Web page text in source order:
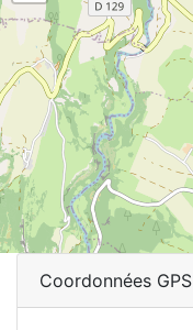
Coordonnées GPS